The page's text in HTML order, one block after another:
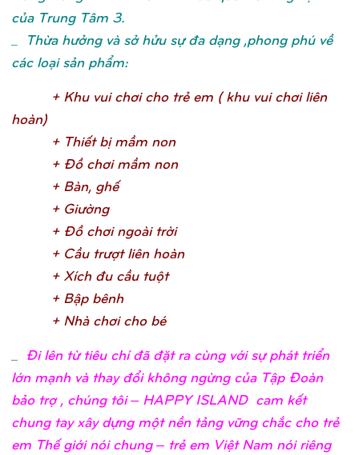
của Trung Tâm 3.
_ Thừa hưởng và sở hửu sự đa dạng ,phong phú về
các loại sản phẩm:
+ Khu vui chơi cho trẻem ( khu vui chơi liên
hoàn)
+ Thiết bịmầm non
+ Đồchơi mầm non
+ Bàn, ghế
+ Giường
+ Đồchơi ngoài trời
+ Cầu trượt liên hoàn
+ Xích đu cầu tuột
+ Bập bênh
+ Nhà chơi cho bé
Đi lên từ tiêu chí đã đặt ra cùng với sự phát triển
lớn mạnh và thay đổi không ngừng của Tập Đoàn
bảo trợ , chúng tôi – HAPPY ISLAND cam kết
chung tay xây dựng một nền tảng vững chắc cho trẻ
em Thế giới nói chung – trẻ em Việt Nam nói riêng